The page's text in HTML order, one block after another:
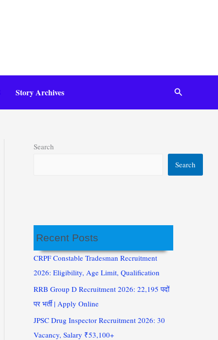
Story Archives Search
Search
Search
Recent Posts
CRPF Constable Tradesman Recruitment
2026: Eligibility, Age Limit, Qualification
RRB Group D Recruitment 2026: 22,195 पदों
पर भर्ती | Apply Online
JPSC Drug Inspector Recruitment 2026: 30
Vacancy, Salary ₹53,100+